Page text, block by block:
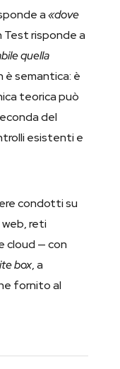
a«dove
Test risponde a
quella
è semantica: è
teorica può
del
esistenti e
condotti su
reti
cloud — con
box, a
fornito al